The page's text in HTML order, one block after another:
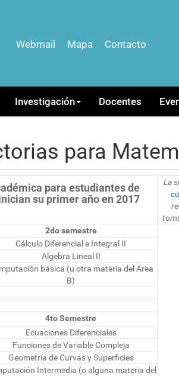
Webmail Mapa Contacto
Investigación Docentes
para
para estudiantes de
su primer año en 2017
La
2do semestre
Cálculo Diferencial e Integral II
Algebra Lineal II
básica (u otra materia del Area
B)
4to Semestre
Ecuaciones Diferenciales
Funciones de Variable Compleja
Geometría de Curvas y Superficies
Intermedia (o alguna materia del